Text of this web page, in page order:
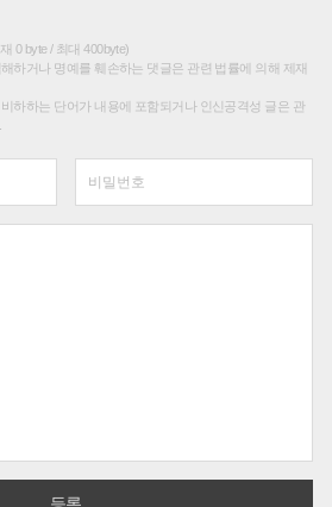
0 byte / 최대 400byte)
하거나 명예를 훼손하는 댓글은 관련 법률에 의해 제재
하하는 단어가 내용에 포함되거나 인신공격성 글은 관